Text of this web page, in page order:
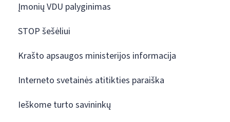
Įmonių VDU palyginimas
STOP šešėliui
Krašto apsaugos ministerijos informacija
Interneto svetainės atitikties paraiška
Ieškome turto savininkų